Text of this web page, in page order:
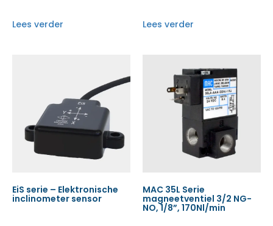
Lees verder Lees verder
EiS serie – Elektronische
inclinometer sensor
MAC 35L Serie
magneetventiel 3/2 NG-
NO, 1/8”, 170Nl/min